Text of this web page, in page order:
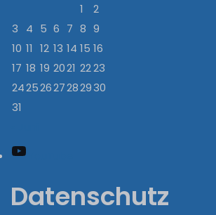
1
2
3
4 5 6 7 8 9
10 11 12 13 14 15 16
17 18 19 2021 2223
24252627282930
31
Datenschutz